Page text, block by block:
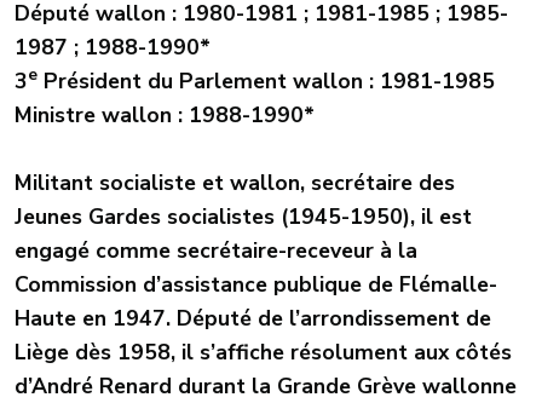
Député wallon : 1980-1981 ; 1981-1985 ; 1985-
1987 ; 1988-1990*
3e Président du Parlement wallon : 1981-1985
Ministre wallon : 1988-1990*
Militant socialiste et wallon, secrétaire des
Jeunes Gardes socialistes (1945-1950), il est
engagé comme secrétaire-receveur à la
Commission d’assistance publique de Flémalle-
Haute en 1947. Député de l’arrondissement de
Liège dès 1958, il s’affiche résolument aux côtés
d’André Renard durant la Grande Grève wallonne